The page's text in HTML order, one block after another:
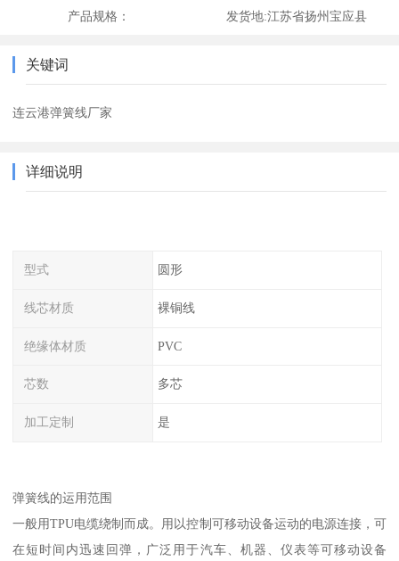
产品规格： 发货地:江苏省扬州宝应县
关键词
连云港弹簧线厂家
详细说明
型式 圆形
线芯材质 裸铜线
绝缘体材质 PVC
芯数 多芯
加工定制 是
弹簧线的运用范围
一般用TPU电缆绕制而成。用以控制可移动设备运动的电源连接，可
在短时间内迅速回弹，广泛用于汽车、机器、仪表等可移动设备